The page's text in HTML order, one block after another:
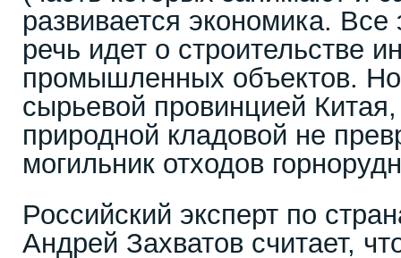
развивается экономика. Все
речь идет о строительстве
промышленных объектов.
сырьевой провинцией
природной кладовой не
могильник отходов
Российский эксперт по
Андрей Захватов считает,